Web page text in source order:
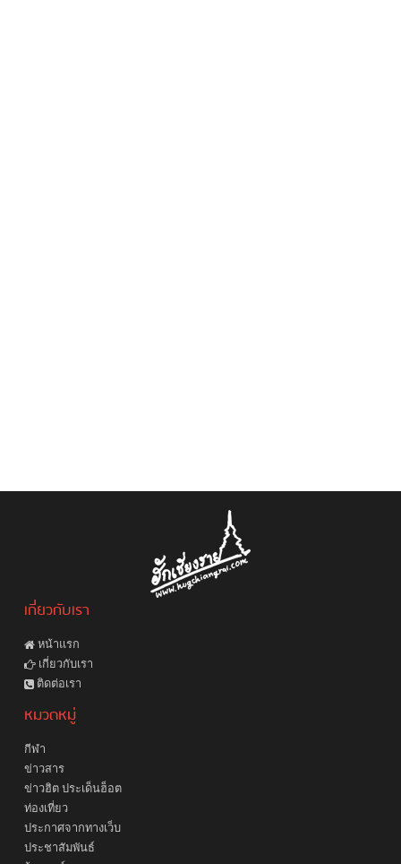
เกี่ยวกับเรา
หน้าแรก
เกี่ยวกับเรา
ติดต่อเรา
หมวดหมู่
กีฬา
ข่าวสาร
ข่าวฮิต ประเด็นฮ็อต
ท่องเที่ยว
ประกาศจากทางเว็บ
ประชาสัมพันธ์